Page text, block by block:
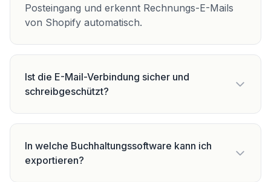
Posteingang und erkennt Rechnungs-E-Mails
von Shopify automatisch.
Ist die E-Mail-Verbindung sicher und
schreibgeschützt?
In welche Buchhaltungssoftware kann ich
exportieren?